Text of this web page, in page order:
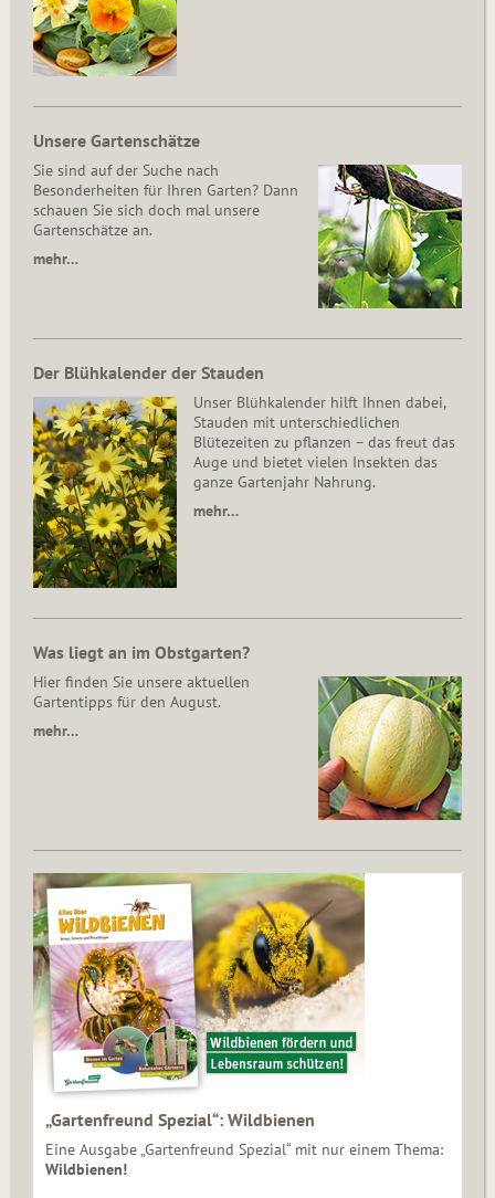
Unsere Gartenschätze
Sie sind auf der Suche nach
Besonderheiten für Ihren Garten? Dann
schauen Sie sich doch mal unsere
Gartenschätze an.
mehr…
Der Blühkalender der Stauden
Unser Blühkalender hilft Ihnen dabei,
Stauden mit unterschiedlichen
Blütezeiten zu pflanzen – das freut das
Auge und bietet vielen Insekten das
ganze Gartenjahr Nahrung.
mehr…
Was liegt an im Obstgarten?
Hier finden Sie unsere aktuellen
Gartentipps für den August.
mehr…
„Gartenfreund Spezial“: Wildbienen
Eine Ausgabe „Gartenfreund Spezial“ mit nur einem Thema:
Wildbienen!